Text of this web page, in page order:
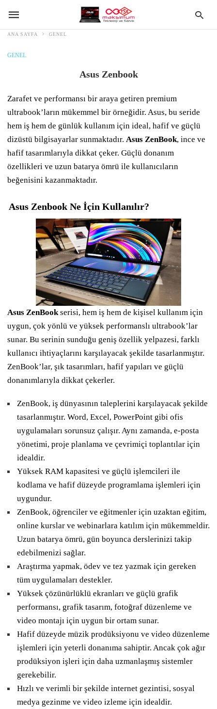
ANA SAYFA GENEL
GENEL
Asus Zenbook
Zarafet ve performansı bir araya getiren premium
ultrabook’ların mükemmel bir örneğidir. Asus, bu seride
hem iş hem de günlük kullanım için ideal, hafif ve güçlü
dizüstü bilgisayarlar sunmaktadır. Asus ZenBook, ince ve
hafif tasarımlarıyla dikkat çeker. Güçlü donanım
özellikleri ve uzun batarya ömrü ile kullanıcıların
beğenisini kazanmaktadır.
Asus Zenbook Ne İçin Kullanılır?
Asus ZenBookserisi, hem iş hem de kişisel kullanım için
uygun, çok yönlü ve yüksek performanslı ultrabook’lar
sunar. Bu serinin sunduğu geniş özellik yelpazesi, farklı
kullanıcı ihtiyaçlarını karşılayacak şekilde tasarlanmıştır.
ZenBook’lar, şık tasarımları, hafif yapıları ve güçlü
donanımlarıyla dikkat çekerler.
ZenBook, iş dünyasının taleplerini karşılayacak şekilde
tasarlanmıştır. Word, Excel, PowerPoint gibi ofis
uygulamaları sorunsuz çalışır. Aynı zamanda, e-posta
yönetimi, proje planlama ve çevrimiçi toplantılar için
idealdir.
Yüksek RAM kapasitesi ve güçlü işlemcileri ile
kodlama ve hafif düzeyde programlama işlemleri için
uygundur.
ZenBook, öğrenciler ve eğitmenler için uzaktan eğitim,
online kurslar ve webinarlara katılım için mükemmeldir.
Uzun batarya ömrü, gün boyunca derslerinizi takip
edebilmenizi sağlar.
Araştırma yapmak, ödev ve tez yazmak için gereken
tüm uygulamaları destekler.
Yüksek çözünürlüklü ekranları ve güçlü grafik
performansı, grafik tasarım, fotoğraf düzenleme ve
video montajı için uygun bir ortam sunar.
Hafif düzeyde müzik prodüksiyonu ve video düzenleme
işlemleri için yeterli donanıma sahiptir. Ancak çok ağır
prodüksiyon işleri için daha uzmanlaşmış sistemler
gerekebilir.
Hızlı ve verimli bir şekilde internet gezintisi, sosyal
medya gezinme ve video izleme için idealdir.